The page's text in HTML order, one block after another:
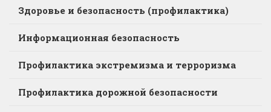
Здоровье и безопасность (профилактика)
Информационная безопасность
Профилактика экстремизма и терроризма
Профилактика дорожной безопасности